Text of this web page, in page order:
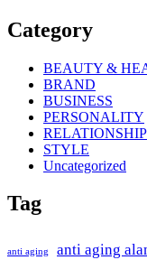
Category
BEAUTY &
BRAND
BUSINESS
PERSONALITY
RELATIONSHIP
STYLE
Uncategorized
Tag
anti aging anti aging